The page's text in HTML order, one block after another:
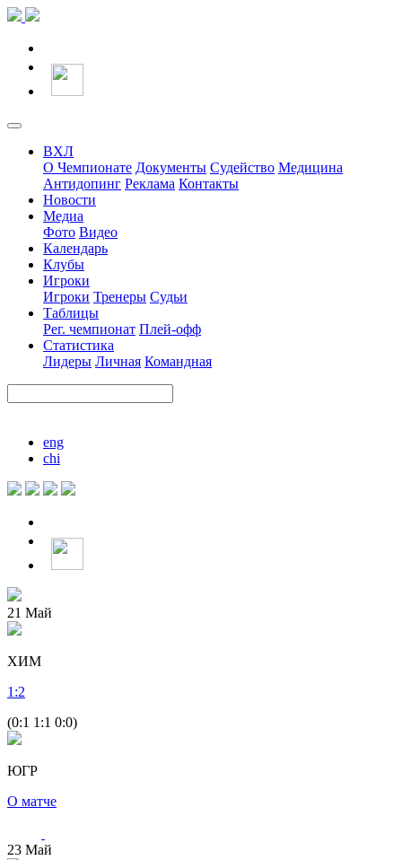
ВХЛ
О Чемпионате Документы Судейство Медицина
Антидопинг Реклама Контакты
Новости
Медиа
Фото Видео
Календарь
Клубы
Игроки
Игроки Тренеры Судьи
Таблицы
Рег. чемпионат Плей-офф
Статистика
Лидеры Личная Командная
eng
chi
21 Май
ХИМ
1 :2
(0:1 1:1 0:0)
ЮГР
О матче
23 Май